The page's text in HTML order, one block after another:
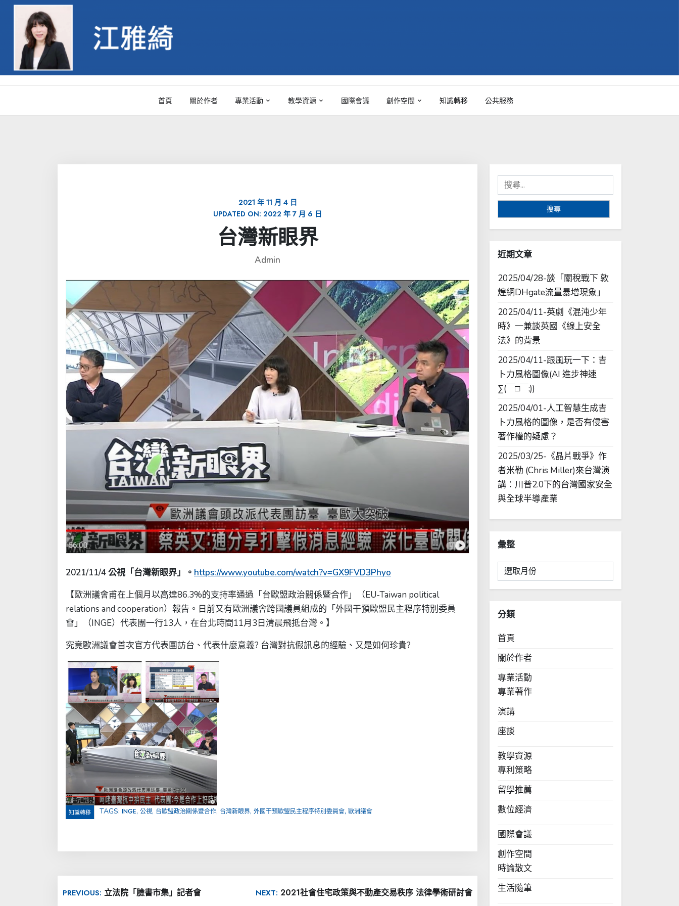
Skip
content
首頁 關於作者 專業活動 教學資源 國際會議 創作空間 知識轉移 公共服務
2021 年 11 月 4 日
UPDATED ON: 2022 年 7 月 6 日
台灣新眼界
Admin
2021/11/4 公視「台灣新眼界」。 https://www.youtube.com/watch?v=GX9FVD3Phyo
【歐洲議會甫在上個月以高達86.3%的支持率通過「台歐盟政治關係暨合作」（EU-Taiwan political
relations and cooperation）報告。日前又有歐洲議會跨國議員組成的「外國干預歐盟民主程序特別委員
會」（INGE）代表團一行13人，在台北時間11月3日清晨飛抵台灣。】
究竟歐洲議會首次官方代表團訪台、代表什麼意義? 台灣對抗假訊息的經驗、又是如何珍貴?
知識轉移 TAGS: INGE, 公視, 台歐盟政治關係暨合作, 台灣新眼界, 外國干預歐盟民主程序特別委員會, 歐洲議會
文
PREVIOUS: 立法院「臉書市集」記者會 NEXT: 2021社會住宅政策與不動產交易秩序 法律學術研討會
搜
尋
近期文章
2025/04/28-談「關稅戰下 敦
煌網DHgate流量暴增現象」
2025/04/11-英劇《混沌少年
時》一兼談英國《線上安全
法》的背景
2025/04/11-跟風玩一下：吉
卜力風格圖像(AI 進步神速
∑(￣□￣;))
2025/04/01-人工智慧生成吉
卜力風格的圖像，是否有侵害
著作權的疑慮？
2025/03/25-《晶片戰爭》作
者米勒 (Chris Miller)來台灣演
講：川普2.0下的台灣國家安全
與全球半導產業
彙整
彙
整
分類
首頁
關於作者
專業活動
專業著作
演講
座談
教學資源
專利策略
留學推薦
數位經濟
國際會議
創作空間
時論散文
生活隨筆